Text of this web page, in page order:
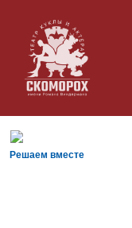
Решаем вместе